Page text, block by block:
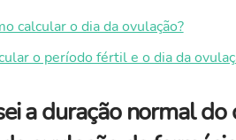
calcular o dia da ovulação?
o período fértil e o dia da
a duração normal